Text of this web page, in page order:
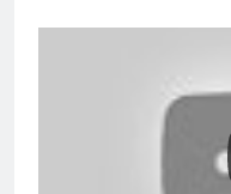
Tagore)
3 Years